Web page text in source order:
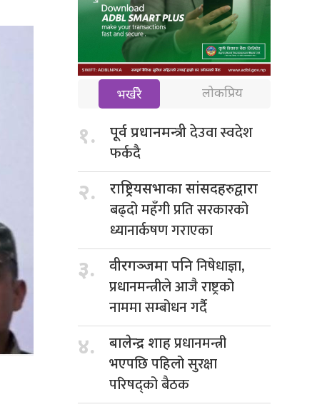
भर्खरै लोकप्रिय
१. पूर्व प्रधानमन्त्रीदेउवा स्वदेश
फर्कदै
२. राष्ट्रियसभाका सांसदहरुद्वारा
बढ्दो महँगी प्रति सरकारको
ध्यानार्कषण गराएका
३. वीरगञ्जमा पनिनिषेधाज्ञा,
प्रधानमन्त्रीले आजै राष्ट्रको
नाममा सम्बोधन गर्दै
४. बालेन्द्र शाहप्रधानमन्त्री
भएपछि पहिलो सुरक्षा
परिषद्को बैठक